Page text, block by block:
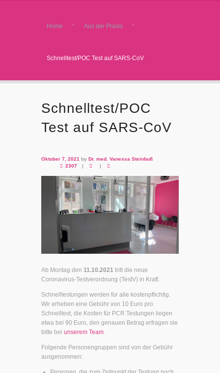
Home Aus der Praxis
Schnelltest/POC Test auf SARS-CoV
Schnelltest/POC
Test auf SARS-CoV
Oktober 7, 2021 by Dr. med. Vanessa Steinbuß
2307
Ab Montag den 11.10.2021 tritt die neue
Coronavirus-Testverordnung (TestV) in Kraft.
Schnelltestungen werden für alle kostenpflichtig.
Wir erheben eine Gebühr von 10 Euro pro
Schnelltest, die Kosten für PCR Testungen liegen
etwa bei 90 Euro, den genauen Betrag erfragen sie
bitte bei unserem Team
Folgende Personengruppen sind von der Gebühr
ausgenommen: